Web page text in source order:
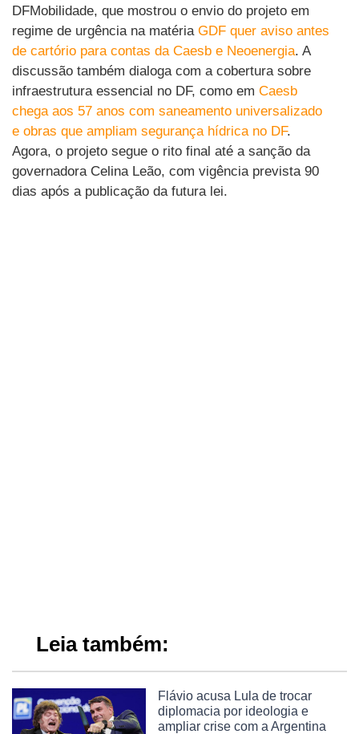
DFMobilidade, que mostrou o envio do projeto em
regime de urgência na matéria GDF quer aviso antes
de cartório para contas da Caesb e Neoenergia. A
discussão também dialoga com a cobertura sobre
infraestrutura essencial no DF, como em Caesb
chega aos 57 anos com saneamento universalizado
e obras que ampliam segurança hídrica no DF.
Agora, o projeto segue o rito final até a sanção da
governadora Celina Leão, com vigência prevista 90
dias após a publicação da futura lei.
Leia também:
Flávio acusa Lula de trocar
diplomacia por ideologia e
ampliar crise com a Argentina